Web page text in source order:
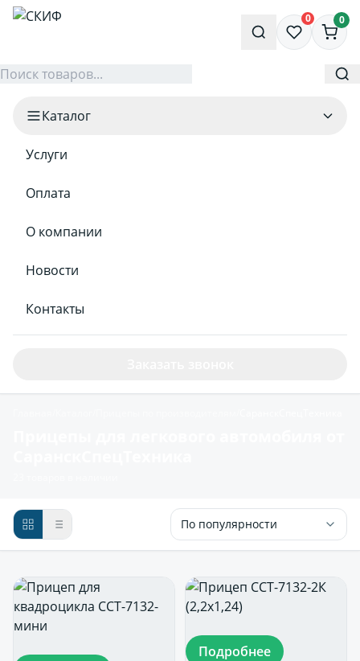
0 0
Каталог
Услуги
Оплата
О компании
Новости
Контакты
По популярности
Подробнее